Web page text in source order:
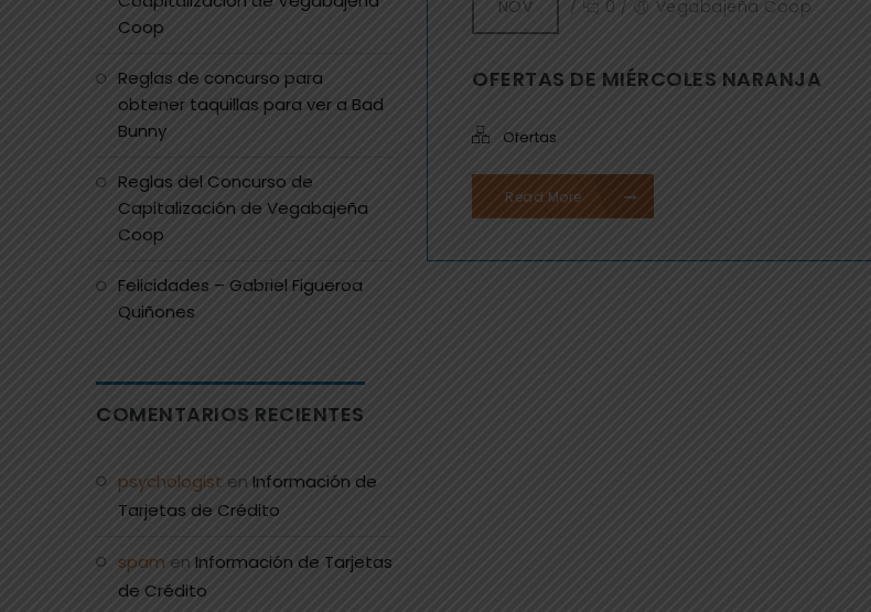
NOV / 0 / Vegabajeña Coop
OFERTAS DE MIÉRCOLES NARANJA
Ofertas
Read More
Coop
Reglas de concurso para
obtener taquillas para ver a Bad
Bunny
Reglas del Concurso de
Capitalización de Vegabajeña
Coop
Felicidades – Gabriel Figueroa
Quiñones
COMENTARIOS RECIENTES
psychologist en Información de
Tarjetas de Crédito
spam en Información de Tarjetas
de Crédito